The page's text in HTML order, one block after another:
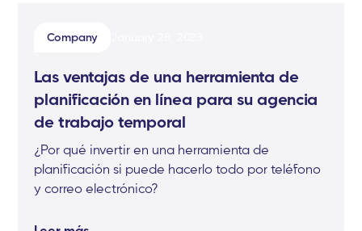
Company
Las ventajas de una herramienta de
planificación en línea para su agencia
de trabajo temporal
¿Por qué invertir en una herramienta de
planificación si puede hacerlo todo por teléfono
y correo electrónico?